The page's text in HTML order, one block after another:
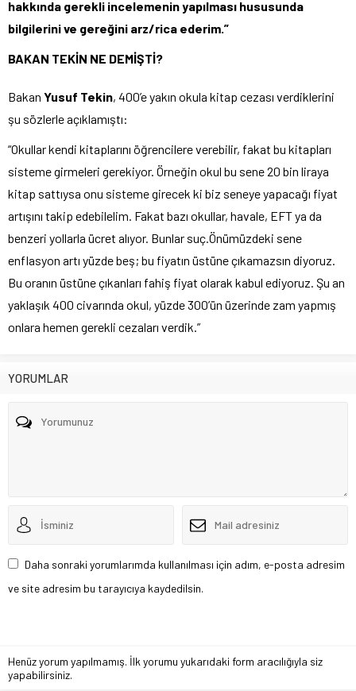
hakkında gerekli incelemenin yapılması hususunda
bilgilerini ve gereğini arz/rica ederim.”
BAKAN TEKİN NE DEMİŞTİ?
Bakan Yusuf Tekin, 400’e yakın okula kitap cezası verdiklerini
şu sözlerle açıklamıştı:
“Okullar kendi kitaplarını öğrencilere verebilir, fakat bu kitapları
sisteme girmeleri gerekiyor. Örneğin okul bu sene 20 bin liraya
kitap sattıysa onu sisteme girecek ki biz seneye yapacağı fiyat
artışını takip edebilelim. Fakat bazı okullar, havale, EFT ya da
benzeri yollarla ücret alıyor. Bunlar suç.Önümüzdeki sene
enflasyon artı yüzde beş; bu fiyatın üstüne çıkamazsın diyoruz.
Bu oranın üstüne çıkanları fahiş fiyat olarak kabul ediyoruz. Şu an
yaklaşık 400 civarında okul, yüzde 300’ün üzerinde zam yapmış
onlara hemen gerekli cezaları verdik.”
YORUMLAR
Daha sonraki yorumlarımda kullanılması için adım, e-posta adresim
ve site adresim bu tarayıcıya kaydedilsin.
Henüz yorum yapılmamış. İlk yorumu yukarıdaki form aracılığıyla siz
yapabilirsiniz.